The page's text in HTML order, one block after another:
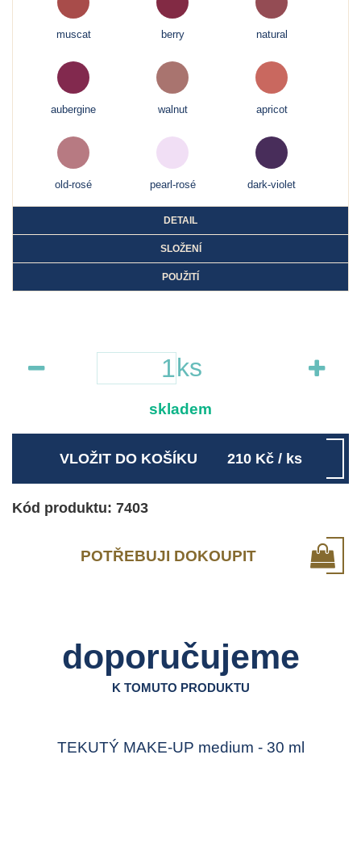
muscat berry natural
aubergine walnut apricot
old-rosé pearl-rosé dark-violet
DETAIL
SLOŽENÍ
POUŽITÍ
Kód produktu: 7403
POTŘEBUJI DOKOUPIT
ks
skladem
VLOŽIT DO KOŠÍKU 210 Kč/ ks
doporučujeme
K TOMUTO PRODUKTU
TEKUTÝ MAKE-UP medium - 30 ml